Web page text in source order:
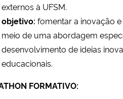
externos à UFSM.
objetivo: fomentar a inovação
meio de uma abordagem
desenvolvimento de ideias
educacionais.
FORMATIVO: